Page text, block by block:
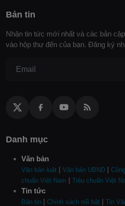
Bản tin
Nhận tin tức mới nhất và các bản
vào hộp thư đến của bạn. Đăng ký
Danh mục
Văn bản
Văn bản luật | Văn bản UBND |
chuẩn Việt Nam | Tiêu chuẩn Việt
Tin tức
Bản tin | Chính sách nổi bật | Tin